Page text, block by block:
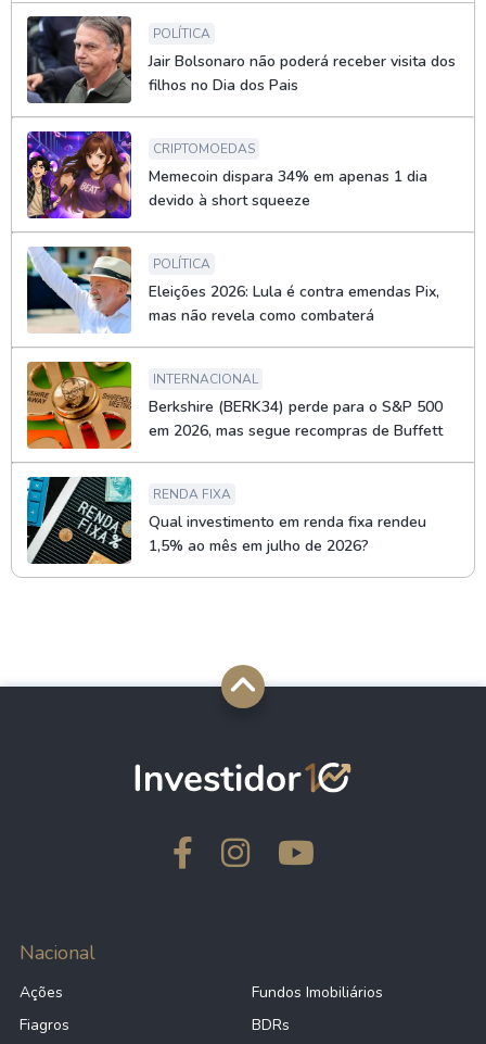
POLÍTICA
Jair Bolsonaro não poderá receber visita dos
filhos no Dia dos Pais
CRIPTOMOEDAS
Memecoin dispara 34% em apenas 1 dia
devido à short squeeze
POLÍTICA
Eleições 2026: Lula é contra emendas Pix,
mas não revela como combaterá
INTERNACIONAL
Berkshire (BERK34) perde para o S&P 500
em 2026, mas segue recompras de Buffett
RENDA FIXA
Qual investimento em renda fixa rendeu
1,5% ao mês em julho de 2026?
Nacional
Ações
Fundos Imobiliários
Fiagros
BDRs